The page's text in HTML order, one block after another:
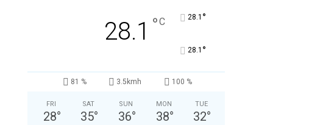
28.1 °C 28.1 °
28.1 °
81 % 3.5kmh 100 %
FRI
28°
SAT
35°
SUN
36°
MON
38°
TUE
32°